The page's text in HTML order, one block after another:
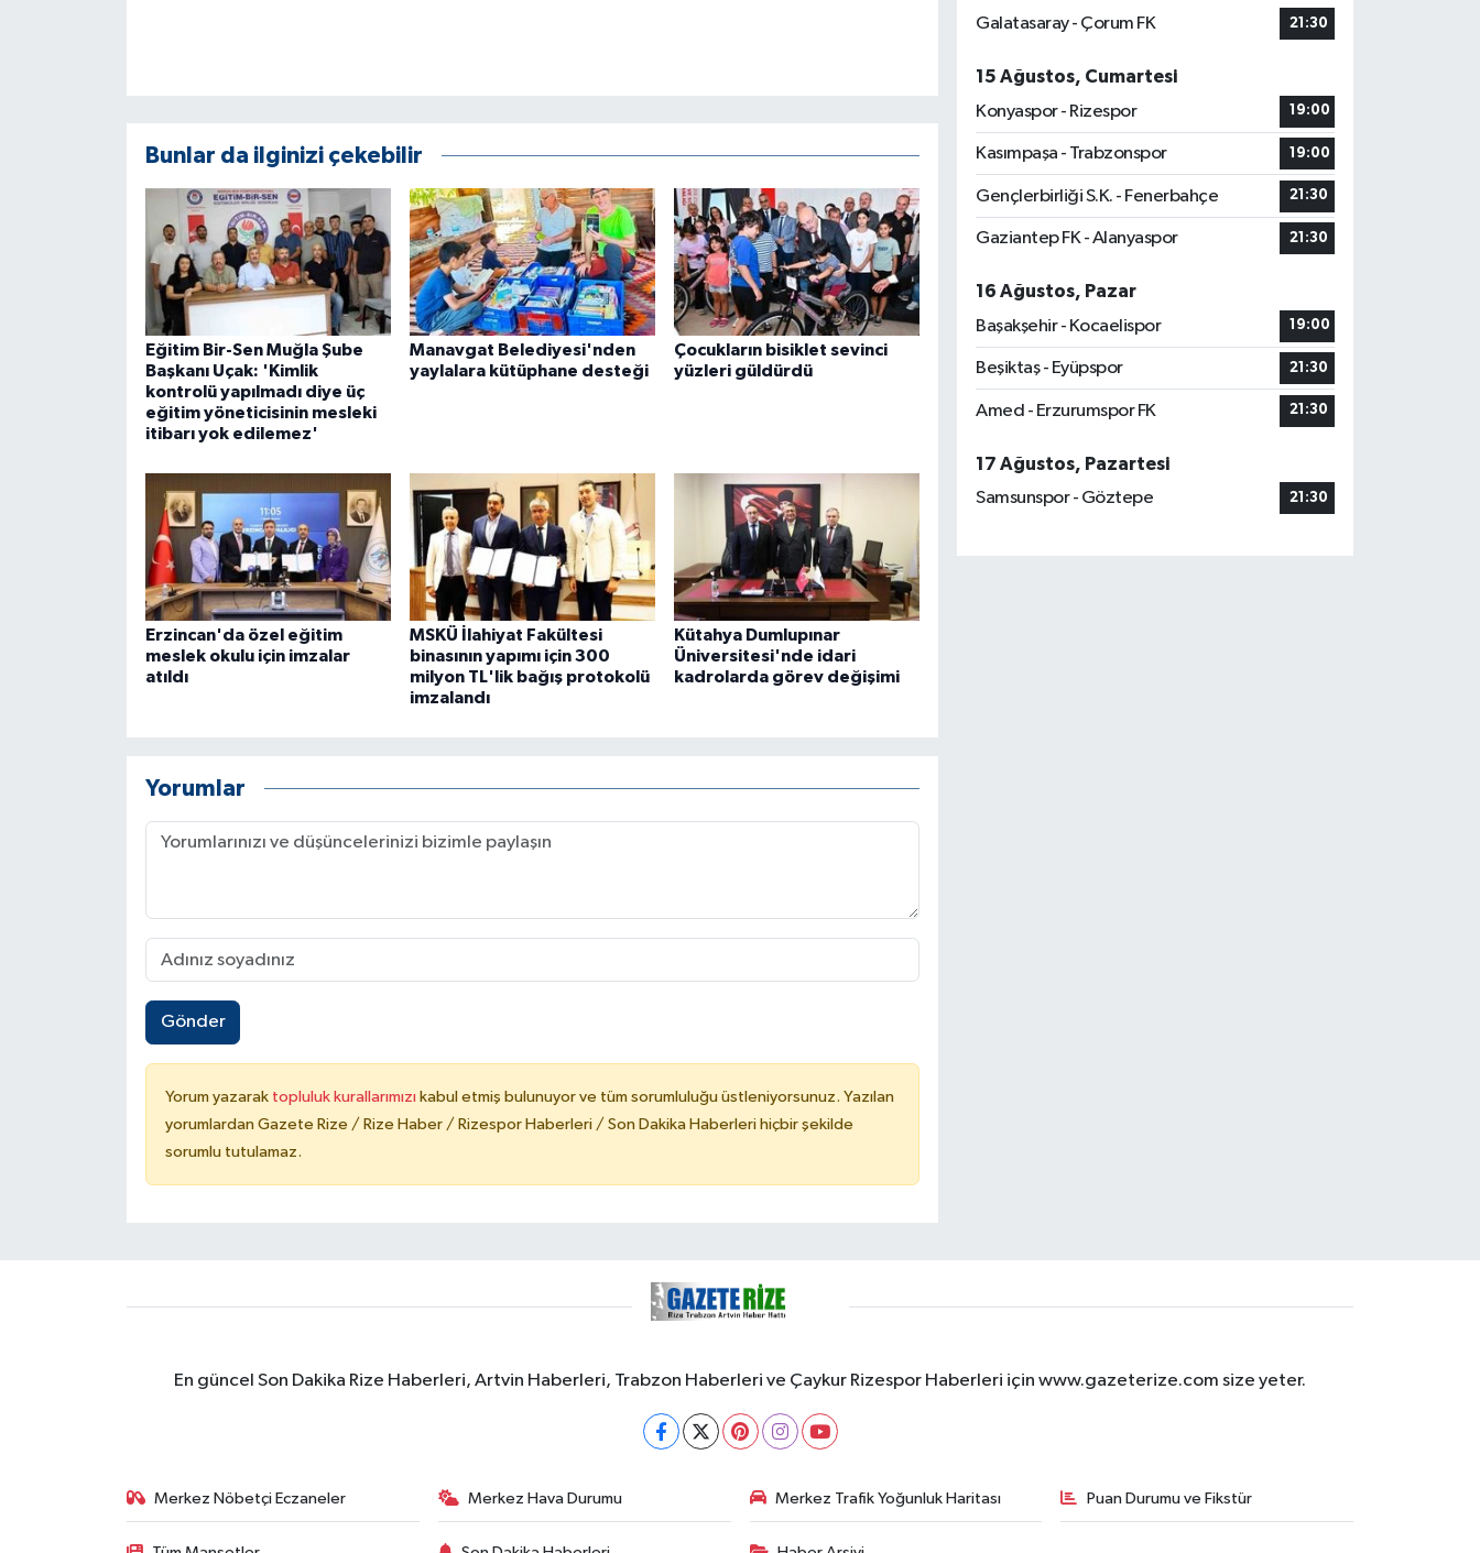
Bunlar da ilginizi çekebilir
Eğitim Bir-Sen Muğla Şube
Başkanı Uçak: 'Kimlik
kontrolü yapılmadı diye üç
eğitim yöneticisinin mesleki
itibarı yok edilemez'
Manavgat Belediyesi'nden
yaylalara kütüphane desteği
Çocukların bisiklet sevinci
yüzleri güldürdü
Erzincan'da özel eğitim
meslek okulu için imzalar
atıldı
MSKÜ İlahiyat Fakültesi
binasının yapımı için 300
milyon TL'lik bağış protokolü
imzalandı
Kütahya Dumlupınar
Üniversitesi'nde idari
kadrolarda görev değişimi
Yorumlar
Gönder
Yorum yazarak topluluk kurallarımızı kabul etmiş bulunuyor ve tüm sorumluluğu üstleniyorsunuz. Yazılan
yorumlardan Gazete Rize / Rize Haber / Rizespor Haberleri / Son Dakika Haberleri hiçbir şekilde
sorumlu tutulamaz.
Galatasaray - Çorum FK
21:30
15 Ağustos, Cumartesi
Konyaspor - Rizespor
19:00
Kasımpaşa - Trabzonspor 19:00
Gençlerbirliği S.K. - Fenerbahçe 21:30
Gaziantep FK - Alanyaspor 21:30
16 Ağustos, Pazar
Başakşehir - Kocaelispor
19:00
Beşiktaş - Eyüpspor 21:30
Amed - Erzurumspor FK 21:30
17 Ağustos, Pazartesi
Samsunspor - Göztepe
21:30
En güncel Son Dakika Rize Haberleri, Artvin Haberleri, Trabzon Haberleri ve Çaykur Rizespor Haberleri için www.gazeterize.com size yeter.
Merkez Nöbetçi Eczaneler Merkez Hava Durumu Merkez Trafik Yoğunluk Haritası Puan Durumu ve Fikstür